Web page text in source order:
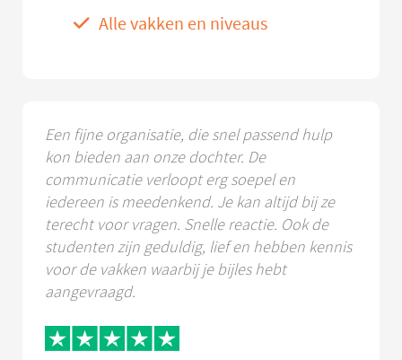
Alle vakken en niveaus
Een fijne organisatie, die snel passend hulp
kon bieden aan onze dochter. De
communicatie verloopt erg soepel en
iedereen is meedenkend. Je kan altijd bij ze
terecht voor vragen. Snelle reactie. Ook de
studenten zijn geduldig, lief en hebben kennis
voor de vakken waarbij je bijles hebt
aangevraagd.